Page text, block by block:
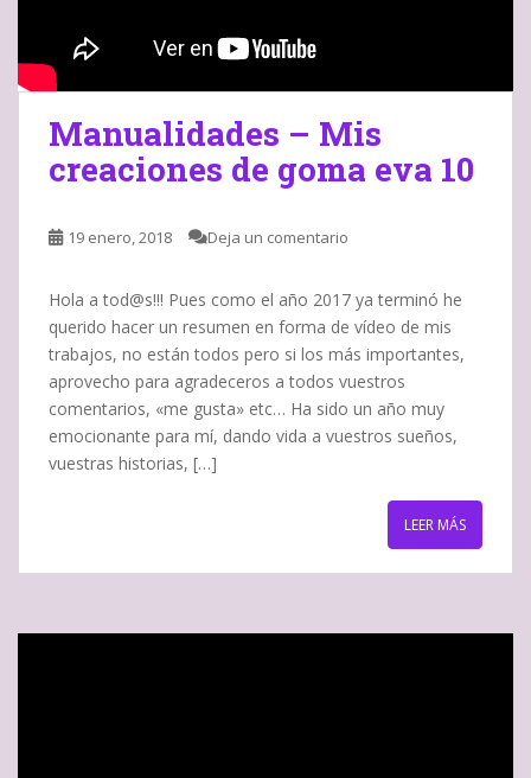
Manualidades – Mis
creaciones de goma eva 10
19 enero, 2018 Deja un comentario
Hola a tod@s!!! Pues como el año 2017 ya terminó he
querido hacer un resumen en forma de vídeo de mis
trabajos, no están todos pero si los más importantes,
aprovecho para agradeceros a todos vuestros
comentarios, «me gusta» etc… Ha sido un año muy
emocionante para mí, dando vida a vuestros sueños,
vuestras historias, […]
LEER MÁS